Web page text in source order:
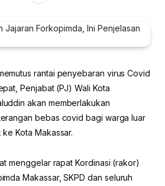
rantai penyebaran virus Covid
Penjabat (PJ) Wali Kota
akan memberlakukan
bebas covid bagi warga luar
Kota Makassar.
menggelar rapat Kordinasi (rakor)
Makassar, SKPD dan seluruh